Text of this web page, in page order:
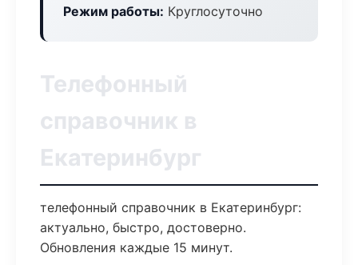
Режим работы: Круглосуточно
Телефонный
справочник в
Екатеринбург
телефонный справочник в Екатеринбург:
актуально, быстро, достоверно.
Обновления каждые 15 минут.